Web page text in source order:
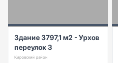
Здание 3797,1 м2 - Урхов
переулок 3
Кировский район